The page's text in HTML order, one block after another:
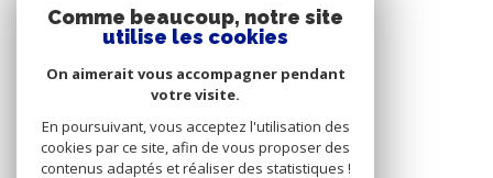
Comme beaucoup, notre site
utilise les cookies
On aimerait vous accompagner pendant
votre visite.
En poursuivant, vous acceptez l'utilisation des
cookies par ce site, afin de vous proposer des
contenus adaptés et réaliser des statistiques !